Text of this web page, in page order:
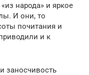
народа» и яркое
И они, то
почитания и
и к
заносчивость